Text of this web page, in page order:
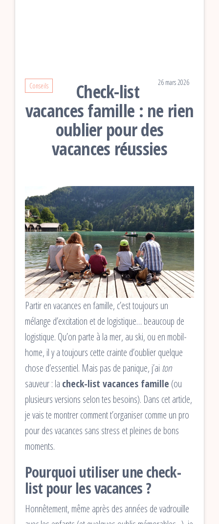
Conseils 26 mars 2026
Check-list
vacances famille : ne rien
oublier pour des
vacances réussies
Partir en vacances en famille, c’est toujours un
mélange d’excitation et de logistique… beaucoup de
logistique. Qu’on parte à la mer, au ski, ou en mobil-
home, il y a toujours cette crainte d’oublier quelque
chose d’essentiel. Mais pas de panique, j’ai ton
sauveur : la check-list vacances famille (ou
plusieurs versions selon tes besoins). Dans cet article,
je vais te montrer comment t’organiser comme un pro
pour des vacances sans stress et pleines de bons
moments.
Pourquoi utiliser une check-
list pour les vacances ?
Honnêtement, même après des années de vadrouille